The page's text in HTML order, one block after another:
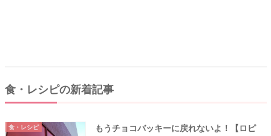
食・レシピの新着記事
食・レシピ
もうチョコバッキーに戻れないよ！【ロピ